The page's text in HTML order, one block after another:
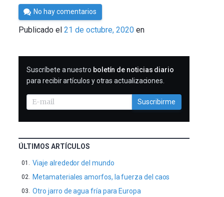
Por
César
Tomé
No hay comentarios
Publicado el21 de octubre, 2020 en
SUSCRIBIRME
Suscríbete a nuestro boletín de noticias diario
para recibir artículos y otras actualizaciones.
Suscribirme
ÚLTIMOS ARTÍCULOS
Viaje alrededor del mundo
Metamateriales amorfos, la fuerza del caos
Otro jarro de agua fría para Europa